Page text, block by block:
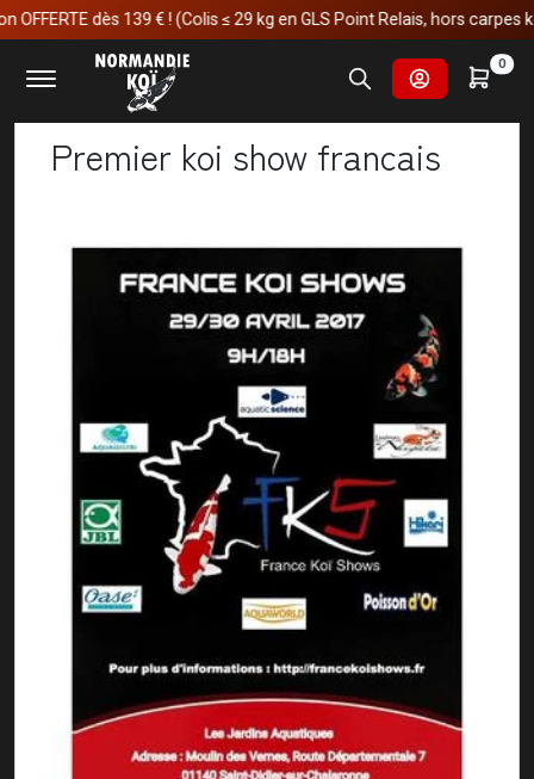
dès 139 € ! (Colis ≤ 29 kg en GLS Point Relais, hors carpes koï)
0
Accueil Actualités Premier koi show francais
Premier koi show francais